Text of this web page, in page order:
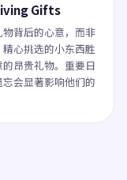
Gifts
物背后的心意，而非
心挑选的小东西胜
昂贵礼物。重要日
会显著影响他们的